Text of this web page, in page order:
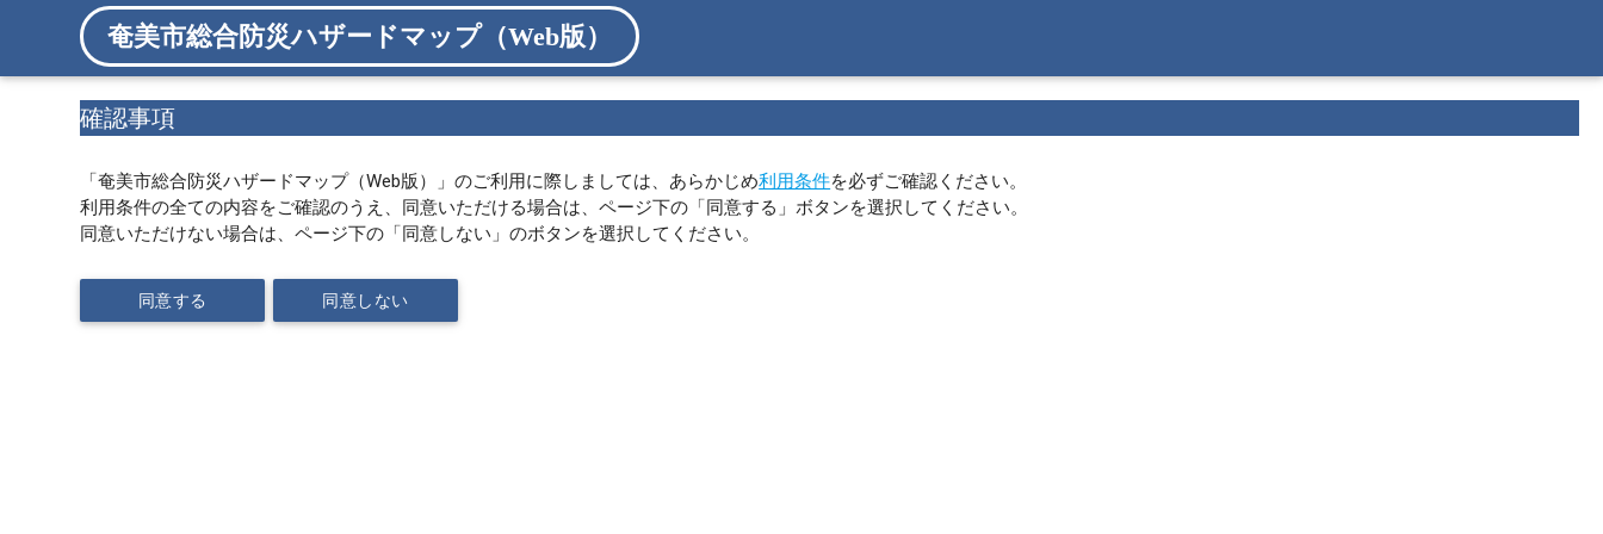
奄美市総合防災ハザードマップ（Web版）
確認事項
「奄美市総合防災ハザードマップ（Web版）」のご利用に際しましては、あらかじめ利用条件を必ずご確認ください。
利用条件の全ての内容をご確認のうえ、同意いただける場合は、ページ下の「同意する」ボタンを選択してください。
同意いただけない場合は、ページ下の「同意しない」のボタンを選択してください。
同意する 同意しない